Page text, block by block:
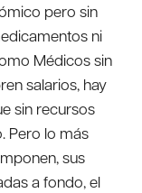
pero sin
ni
Médicos sin
salarios, hay
sin recursos
Pero lo más
sus
a fondo, el